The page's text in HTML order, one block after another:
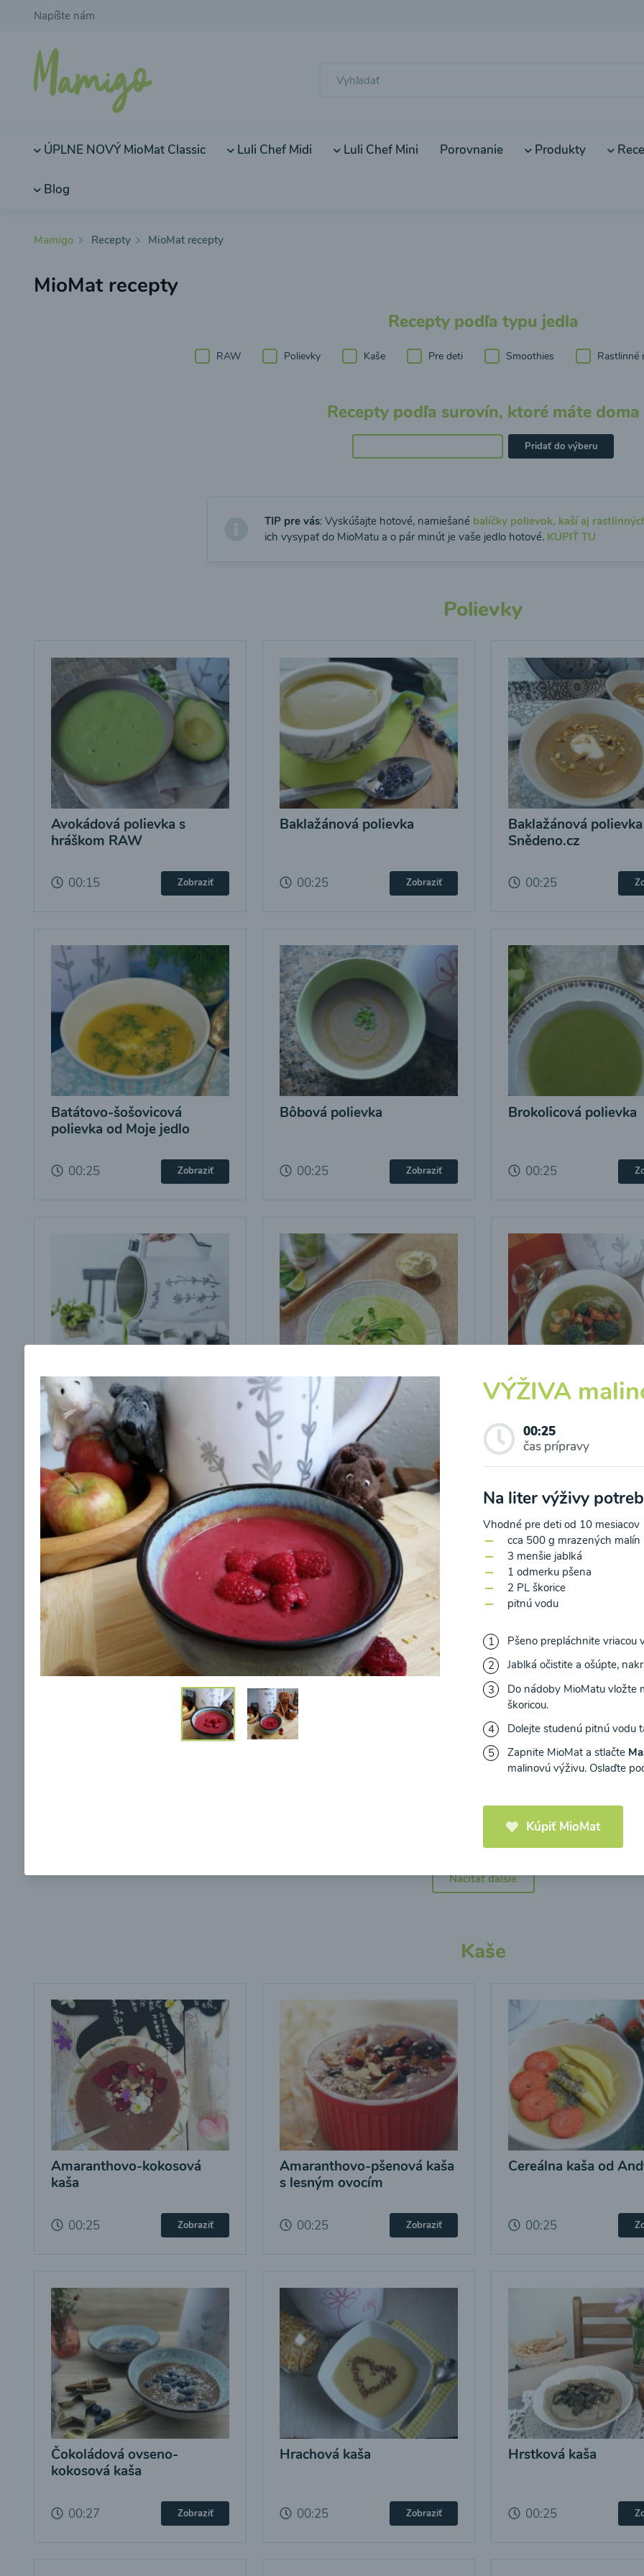
Napíšte nám
ÚPLNE NOVÝ MioMat Classic Luli Chef Midi Luli Chef Mini Porovnanie Produkty
Blog
Mamigo Recepty MioMat recepty
MioMat recepty
Recepty podľa typu jedla
RAW Polievky Kaše Pre deti Smoothies Rastlinné
Recepty podľa surovín, ktoré máte doma
Pridať do výberu
TIP pre vás: Vyskúšajte hotové, namiešané balíčky polievok, kaší aj
ich vysypať do MioMatu a o pár minút je vaše jedlo hotové. KÚPIŤ TU
Polievky
Avokádová polievka s
hráškom RAW
00:15 Zobraziť
Baklažánová polievka
00:25 Zobraziť
Baklažánová
Snědeno.cz
00:25
Batátovo-šošovicová
polievka od Moje jedlo
00:25 Zobraziť
Bôbová polievka
00:25 Zobraziť
Brokolicová polievka
00:25
Brokolicová polievka s
cesnakom od LaPetit
00:25 Zobraziť
Brokolicová polievka s
cviklovými listami
00:25 Zobraziť
Brokolicová polievka
Snědeno.cz
Brokolicová polievka s nivou
Brokolicová polievka s
pečenými cherry a
mozzarelou od Recepty
Brokolicová polievka
syrom
Načítať ďalšie
Kaše
Amaranthovo-kokosová
kaša
00:25 Zobraziť
Amaranthovo-pšenová kaša
s lesným ovocím
00:25 Zobraziť
Cereálna kaša od
00:25
Čokoládová ovseno-
kokosová kaša
00:27 Zobraziť
Hrachová kaša
00:25 Zobraziť
Hrstková kaša
00:25
VÝŽIVA
00:25
čas prípravy
Na liter výživy
Vhodné pre deti od 10 mesiacov
cca 500 g mrazených malín
3 menšie jablká
1 odmerku pšena
2 PL škorice
pitnú vodu
Pšeno prepláchnite vriacou
Jablká očistite a ošúpte,
Do nádoby MioMatu vložte
škoricou.
Dolejte studenú pitnú vodu
Zapnite MioMat a stlačte
malinovú výživu. Oslaďte
Kúpiť MioMat
Odber noviniek a akcií
Odoslaním registrácie na Newsletter súhlasím so spracovaním osobných údajov pre účely zasielania newsletteru
Ochrane osobných údajov
a súhlasím s nimi.